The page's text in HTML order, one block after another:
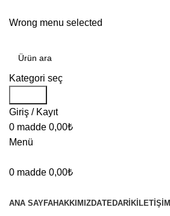
Wrong menu selected
Kategori seç
Giriş / Kayıt
0 madde 0,00₺
Menü
0 madde 0,00₺
ANA SAYFAHAKKIMIZDATEDARIK İLETIŞIM